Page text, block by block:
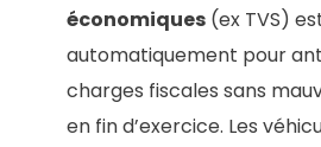
économiques (ex TVS)
automatiquement pour
charges fiscales sans
en fin d’exercice. Les